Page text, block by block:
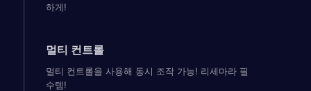
하게!
멀티 컨트롤
멀티 컨트롤을 사용해 동시 조작 가능! 리세마라 필
수템!